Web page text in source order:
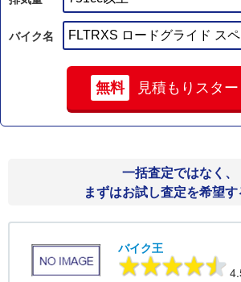
バイク名
無料 見積もりスター
一括査定ではなく、
まずはお試し査定を希望
バイク王